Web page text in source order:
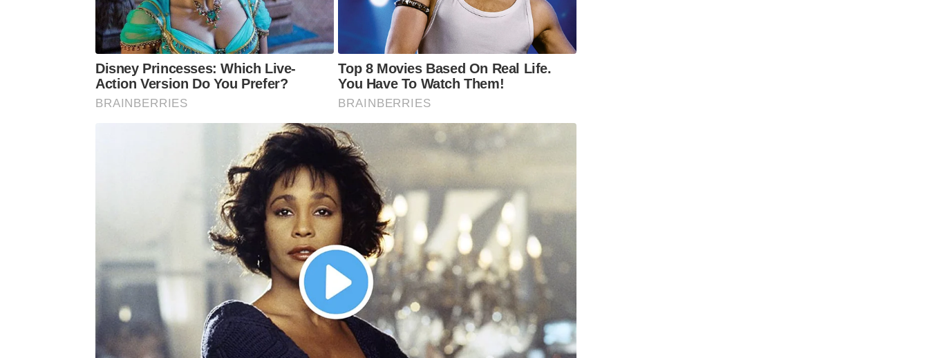
Disney Princesses: Which Live-
Action Version Do You Prefer?
BRAINBERRIES
Top 8 Movies Based On Real Life.
You Have To Watch Them!
BRAINBERRIES